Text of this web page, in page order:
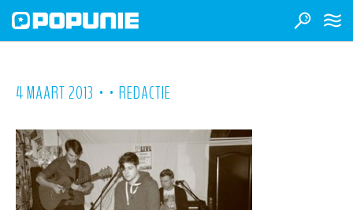
4 MAART 2013 • • REDACTIE